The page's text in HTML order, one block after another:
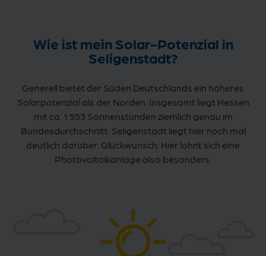
Wie ist mein Solar-Potenzial in
Seligenstadt?
Generell bietet der Süden Deutschlands ein höheres
Solarpotenzial als der Norden. Insgesamt liegt Hessen
mit ca. 1.553 Sonnenstunden ziemlich genau im
Bundesdurchschnitt. Seligenstadt liegt hier noch mal
deutlich darüber. Glückwunsch: Hier lohnt sich eine
Photovoltaikanlage also besonders.